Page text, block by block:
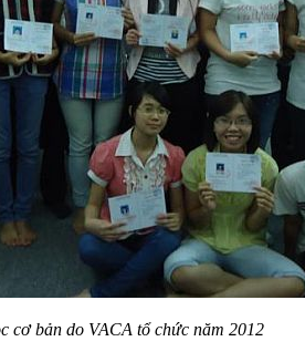
cơ bản do VACA tổ chức năm 2012